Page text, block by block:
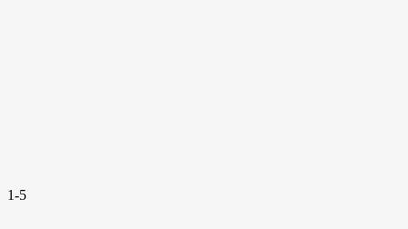
1-5